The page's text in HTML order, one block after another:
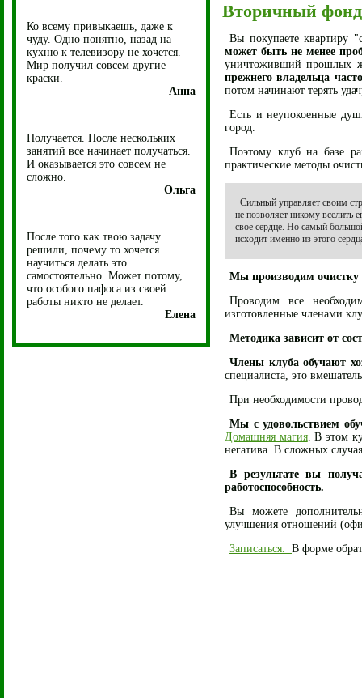
Ко всему привыкаешь, даже к
чуду. Одно понятно, назад на
кухню к телевизору не хочется.
Мир получил совсем другие
краски.
Анна
Получается. После нескольких
занятий все начинает получаться.
И оказывается это совсем не
сложно.
Ольга
После того как твою задачу
решили, почему то хочется
научиться делать это
самостоятельно. Может потому,
что особого пафоса из своей
работы никто не делает.
Елена
Вторичный фонд
Вы покупаете квартиру
может быть не менее
уничтоживший прошлых
прежнего владельца
потом начинают терять
Есть и неупокоенные
город.
Поэтому клуб на базе
практические методы
Сильный управляет своим
не позволяет никому вселить
свое сердце. Но самый
исходит именно из этого
Мы производим
Проводим все
изготовленные членами
Методика зависит от
Члены клуба обучают
специалиста, это
При необходимости
Мы с удовольствием
Домашняя магия. В этом
негатива. В сложных
В результате вы
работоспособность.
Вы можете
улучшения отношений
Записаться. В форме